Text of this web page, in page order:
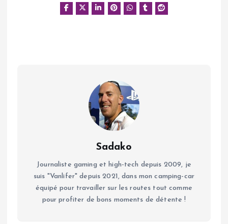
Sadako
Journaliste gaming et high-tech depuis 2009, je
suis "Vanlifer" depuis 2021, dans mon camping-car
équipé pour travailler sur les routes tout comme
pour profiter de bons moments de détente !